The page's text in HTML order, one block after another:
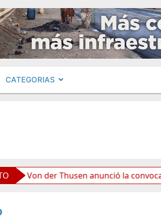
CATEGORIAS
der Thusen anunció la convocatoria a